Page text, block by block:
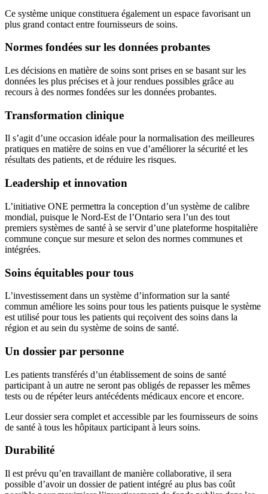
Ce système unique constituera également un espace favorisant un
plus grand contact entre fournisseurs de soins.
Normes fondées sur les données probantes
Les décisions en matière de soins sont prises en se basant sur les
données les plus précises et à jour rendues possibles grâce au
recours à des normes fondées sur les données probantes.
Transformation clinique
Il s’agit d’une occasion idéale pour la normalisation des meilleures
pratiques en matière de soins en vue d’améliorer la sécurité et les
résultats des patients, et de réduire les risques.
Leadership et innovation
L’initiative ONE permettra la conception d’un système de calibre
mondial, puisque le Nord-Est de l’Ontario sera l’un des tout
premiers systèmes de santé à se servir d’une plateforme hospitalière
commune conçue sur mesure et selon des normes communes et
intégrées.
Soins équitables pour tous
L’investissement dans un système d’information sur la santé
commun améliore les soins pour tous les patients puisque le système
est utilisé pour tous les patients qui reçoivent des soins dans la
région et au sein du système de soins de santé.
Un dossier par personne
Les patients transférés d’un établissement de soins de santé
participant à un autre ne seront pas obligés de repasser les mêmes
tests ou de répéter leurs antécédents médicaux encore et encore.
Leur dossier sera complet et accessible par les fournisseurs de soins
de santé à tous les hôpitaux participant à leurs soins.
Durabilité
Il est prévu qu’en travaillant de manière collaborative, il sera
possible d’avoir un dossier de patient intégré au plus bas coût